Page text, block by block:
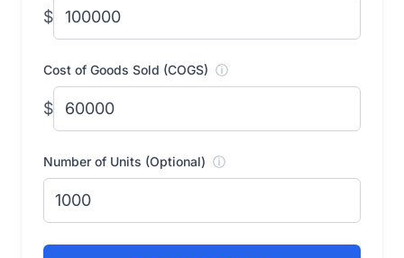
$
Cost of Goods Sold (COGS) ⓘ
$
Number of Units (Optional) ⓘ